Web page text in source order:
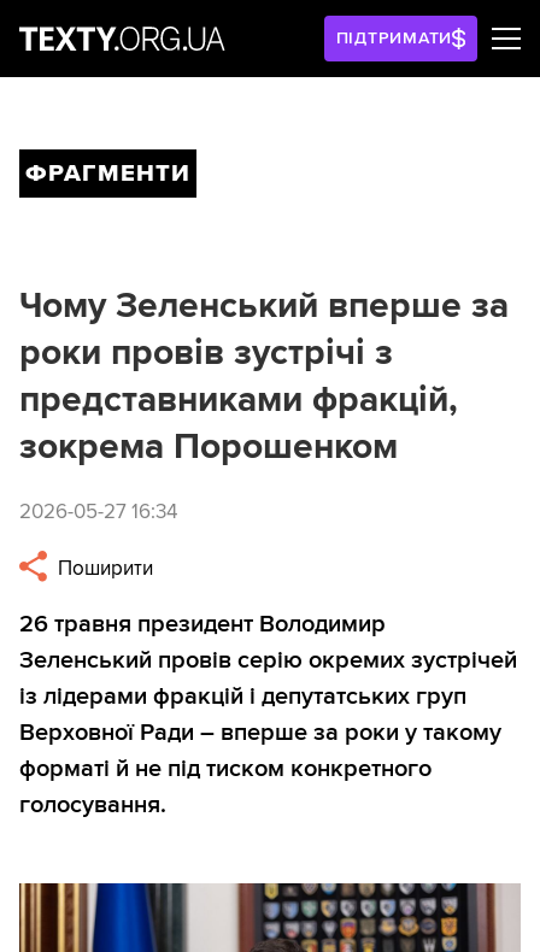
ПІДТРИМАТИ
ФРАГМЕНТИ
Чому Зеленський вперше за
роки провів зустрічі з
представниками фракцій,
зокрема Порошенком
2026-05-27 16:34
Поширити
26 травня президент Володимир
Зеленський провів серію окремих зустрічей
із лідерами фракцій і депутатських груп
Верховної Ради – вперше за роки у такому
форматі й не під тиском конкретного
голосування.